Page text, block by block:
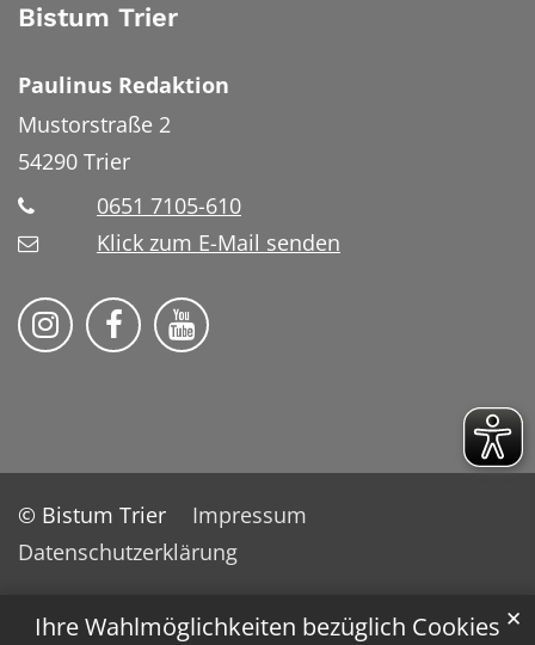
Ihre Wahlmöglichkeiten bezüglich Cookies ✕
Bistum Trier
Paulinus Redaktion
Mustorstraße 2
54290 Trier
0651 7105-610
Klick zum E-Mail senden
Bistum Trier auf Instragram
Bistum Trier auf Facebook
Bistum Trier auf YouTube
© Bistum Trier
Impressum
Datenschutzerklärung